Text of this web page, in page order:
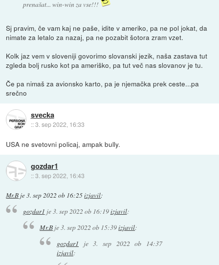
prenašat... win-win za vse!!!
Sj pravim, če vam kaj ne paše, idite v ameriko, pa ne pol jokat, da
nimate za letalo za nazaj, pa ne pozabit šotora zram vzet.
Kolk jaz vem v sloveniji govorimo slovanski jezik, naša zastava tut
zgleda bolj rusko kot pa ameriško, pa tut več nas slovanov je tu.
Če pa nimaš za avionsko karto, pa je njemačka prek ceste...pa
srečno
svecka
::3. sep 2022, 16:33
USA ne svetovni policaj, ampak bully.
gozdar1
::3. sep 2022, 16:43
Mr.B je3. sep 2022 ob 16:25izjavil:
gozdar1 je3. sep 2022 ob 16:19izjavil:
Mr.B je3. sep 2022 ob 15:39izjavil:
gozdar1 je3. sep 2022 ob 14:37
izjavil: